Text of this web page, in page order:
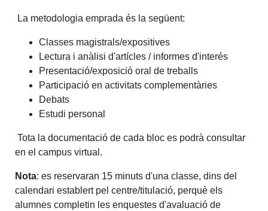
La metodologia emprada és la següent:
Classes magistrals/expositives
Lectura i anàlisi d'artícles / informes d'interés
Presentació/exposició oral de treballs
Participació en activitats complementàries
Debats
Estudi personal
Tota la documentació de cada bloc es podrà consultar
en el campus virtual.
Nota: es reservaran 15 minuts d'una classe, dins del
calendari establert pel centre/titulació, perquè els
alumnes completin les enquestes d'avaluació de